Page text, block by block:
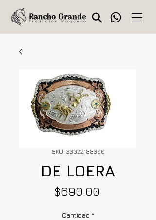
SKU: 33022188300
DE LOERA
$690.00
Cantidad *